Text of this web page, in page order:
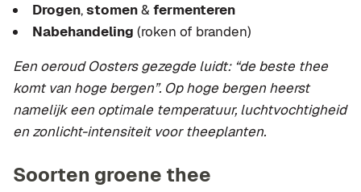
Drogen,stomen& fermenteren
Nabehandeling (roken of branden)
Een oeroud Oosters gezegde luidt: “de beste thee
komt van hoge bergen”. Op hoge bergen heerst
namelijk een optimale temperatuur, luchtvochtigheid
en zonlicht-intensiteit voor theeplanten.
Soorten groene thee